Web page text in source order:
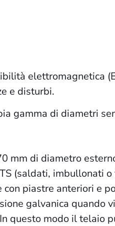
elettromagnetica
e disturbi.
gamma di diametri
mm di diametro
(saldati, imbullonati o
piastre anteriori e
galvanica quando
questo modo il telaio